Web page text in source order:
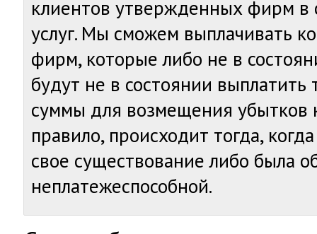
клиентов утвержденных фирм
услуг. Мы cможем выплачивать
фирм, которые либо не в
будут не в состоянии
суммы для возмещения убытков
правило, происходит тогда,
свое существование либо была
неплатежеспособной.